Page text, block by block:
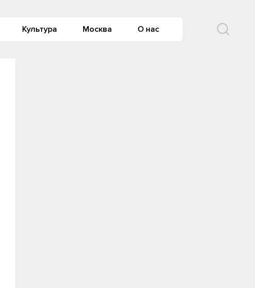
Культура Москва О нас